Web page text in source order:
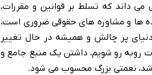
می داند که تسلط بر قوانین و مقررات،
ها و مشاوره های حقوقی ضروری است،
پر چالش و همیشه در حال تغییر
روبه رو شویم، داشتن یک منبع جامع و
نعمتی بزرگ محسوب می شود.